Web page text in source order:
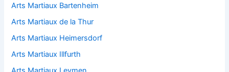
Arts Martiaux Bartenheim
Arts Martiaux de la Thur
Arts Martiaux Heimersdorf
Arts Martiaux Illfurth